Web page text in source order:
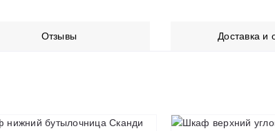
Отзывы Доставка и